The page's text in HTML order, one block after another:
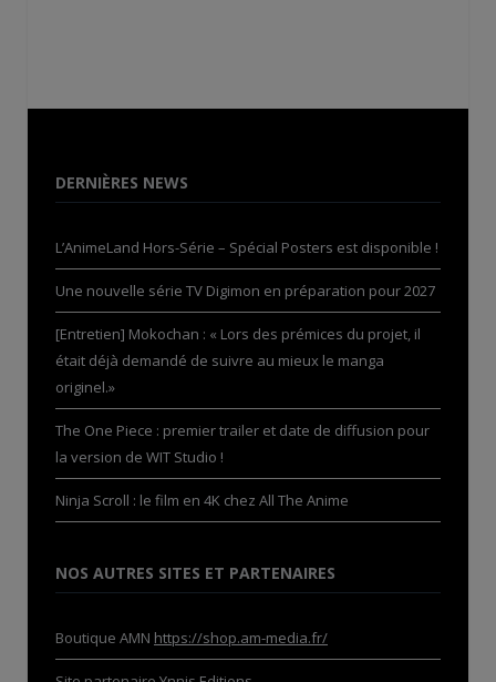
DERNIÈRES NEWS
L’AnimeLand Hors-Série – Spécial Posters est disponible !
Une nouvelle série TV Digimon en préparation pour 2027
[Entretien] Mokochan : « Lors des prémices du projet, il
était déjà demandé de suivre au mieux le manga
originel.»
The One Piece : premier trailer et date de diffusion pour
la version de WIT Studio !
Ninja Scroll : le film en 4K chez All The Anime
NOS AUTRES SITES ET PARTENAIRES
Boutique AMN https://shop.am-media.fr/